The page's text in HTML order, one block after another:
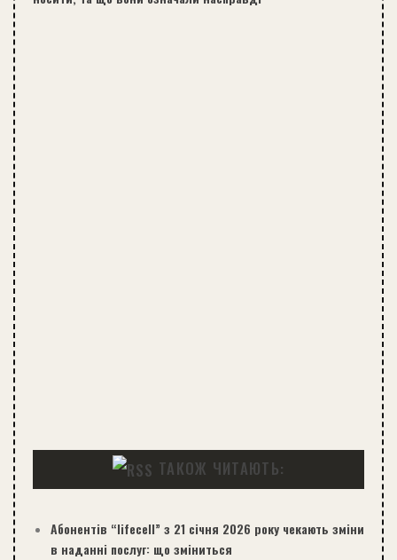
ТАКОЖ ЧИТАЮТЬ:
Абонентів “lifecell” з 21 січня 2026 року чекають зміни
в наданні послуг: що зміниться